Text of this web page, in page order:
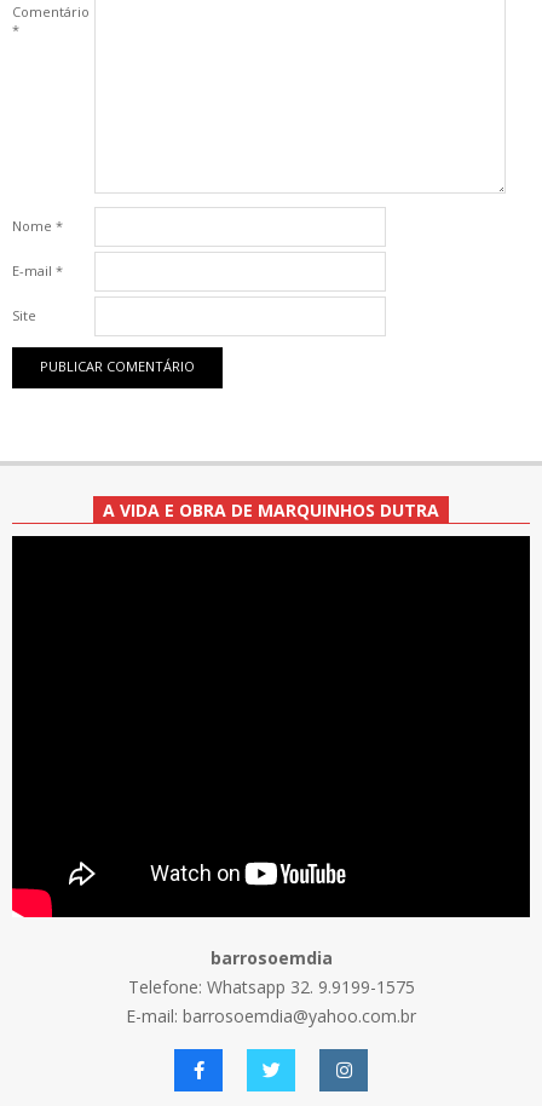
Comentário
*
Nome *
E-mail *
Site
A VIDA E OBRA DE MARQUINHOS DUTRA
barrosoemdia
Telefone: Whatsapp 32. 9.9199-1575
E-mail: barrosoemdia@yahoo.com.br